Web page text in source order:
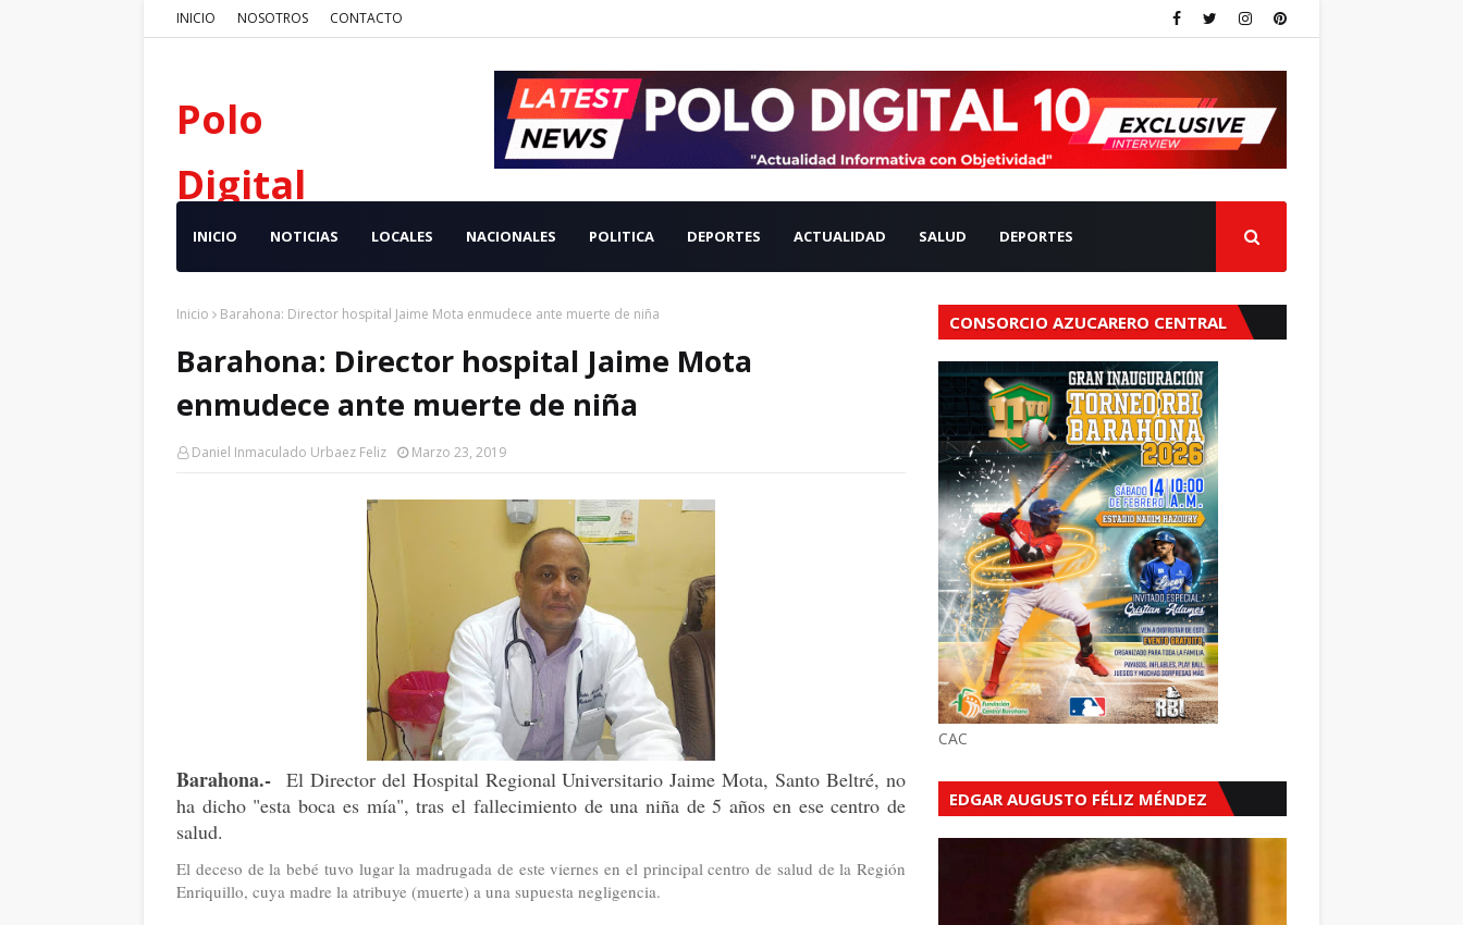
INICIO NOSOTROS CONTACTO
Polo
Digital
INICIO NOTICIAS LOCALES NACIONALES POLITICA DEPORTES ACTUALIDAD SALUD DEPORTES
Inicio Barahona: Director hospital Jaime Mota enmudece ante muerte de niña
Barahona: Director hospital Jaime Mota
enmudece ante muerte de niña
Daniel Inmaculado Urbaez Feliz Marzo 23, 2019
Barahona.- El Director del Hospital Regional Universitario Jaime Mota, Santo Beltré, no
ha dicho "esta boca es mía", tras el fallecimiento de una niña de 5 años en ese centro de
salud.
El deceso de la bebé tuvo lugar la madrugada de este viernes en el principal centro de salud de la Región
Enriquillo, cuya madre la atribuye (muerte) a una supuesta negligencia.
CONSORCIO AZUCARERO CENTRAL
CAC
EDGAR AUGUSTO FÉLIZ MÉNDEZ